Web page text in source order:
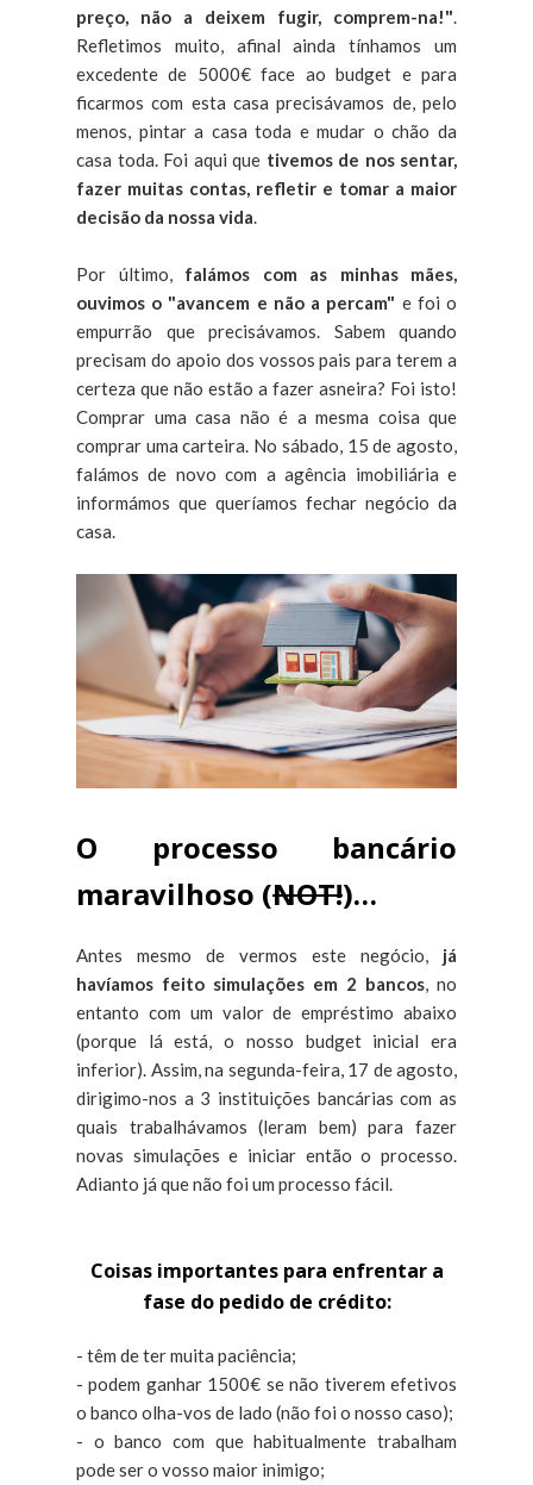
preço, não a deixem fugir, comprem-na!".
Refletimos muito, afinal ainda tínhamos um
excedente de 5000€ face ao budget e para
ficarmos com esta casa precisávamos de, pelo
menos, pintar a casa toda e mudar o chão da
casa toda. Foi aqui que tivemos de nos sentar,
fazer muitas contas, refletir e tomar a maior
decisão da nossa vida.
Por último, falámos com as minhas mães,
ouvimos o "avancem e não a percam" e foi o
empurrão que precisávamos. Sabem quando
precisam do apoio dos vossos pais para terem a
certeza que não estão a fazer asneira? Foi isto!
Comprar uma casa não é a mesma coisa que
comprar uma carteira. No sábado, 15 de agosto,
falámos de novo com a agência imobiliária e
informámos que queríamos fechar negócio da
casa.
O processo bancário
maravilhoso (NOT!)…
Antes mesmo de vermos este negócio, já
havíamos feito simulações em 2 bancos , no
entanto com um valor de empréstimo abaixo
(porque lá está, o nosso budget inicial era
inferior). Assim, na segunda-feira, 17 de agosto,
dirigimo-nos a 3 instituições bancárias com as
quais trabalhávamos (leram bem) para fazer
novas simulações e iniciar então o processo.
Adianto já que não foi um processo fácil.
Coisas importantes para enfrentar a
fase do pedido de crédito:
- têm de ter muita paciência;
- podem ganhar 1500€ se não tiverem efetivos
o banco olha-vos de lado (não foi o nosso caso);
- o banco com que habitualmente trabalham
pode ser o vosso maior inimigo;